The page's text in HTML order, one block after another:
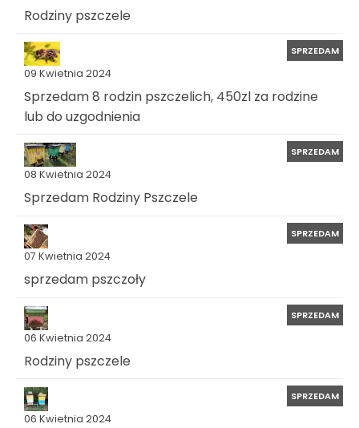
Rodziny pszczele
09 Kwietnia 2024
SPRZEDAM
Sprzedam 8 rodzin pszczelich, 450zl za rodzine
lub do uzgodnienia
08 Kwietnia 2024
SPRZEDAM
Sprzedam Rodziny Pszczele
07 Kwietnia 2024
SPRZEDAM
sprzedam pszczoły
06 Kwietnia 2024
SPRZEDAM
Rodziny pszczele
06 Kwietnia 2024
SPRZEDAM